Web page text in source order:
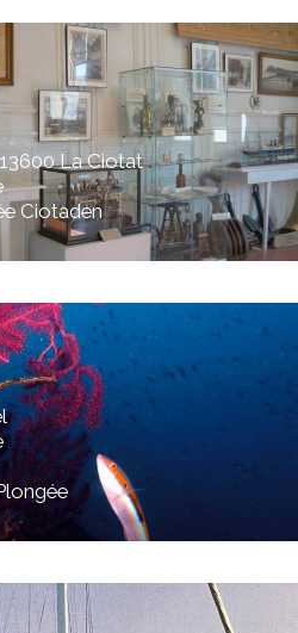
La Ciotat
Ciotaden